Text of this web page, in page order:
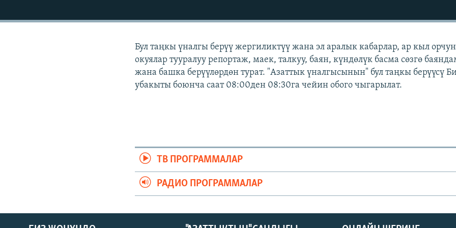
АЗАТТЫК+
Бул таңкы үналгы берүү жергиликтүү жана эл аралык кабарлар, ар кыл орчун
окуялар тууралуу репортаж, маек, талкуу, баян, күндөлүк басма сөзгө
жана башка берүүлөрдөн турат. "Азаттык үналгысынын" бул таңкы берүүсү
убакыты боюнча саат 08:00ден 08:30га чейин обого чыгарылат.
ТВ ПРОГРАММАЛАР
РАДИО ПРОГРАММАЛАР